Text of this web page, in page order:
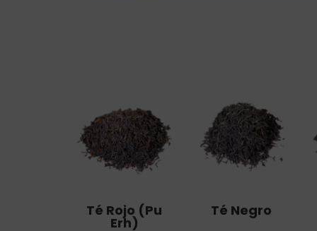
Té Rojo (Pu
Erh)
Té Negro